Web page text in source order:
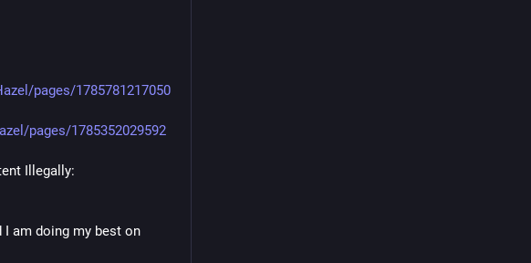
pages/1785781217050
pages/1785352029592
am doing my best on